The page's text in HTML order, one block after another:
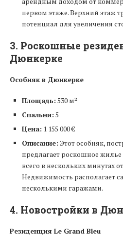
первом этаже. Верхний этаж
потенциал для увеличения
3. Роскошные
Дюнкерке
Особняк в Дюнкерке
Площадь: 530 м²
Спальни: 5
Цена: 1 155 000 €
Описание: Этот особняк,
предлагает роскошное
всего в нескольких минутах
Недвижимость располагает
несколькими гаражами.
4. Новостройки в
Резиденция Le Grand Bleu